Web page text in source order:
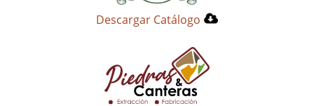
Descargar Catálogo